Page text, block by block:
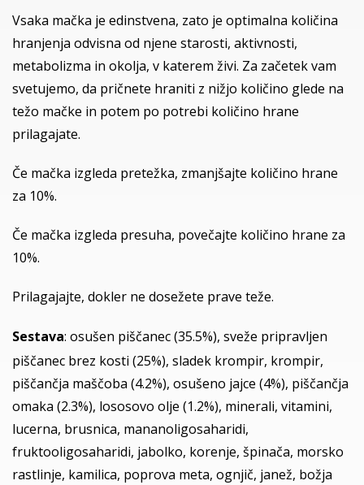
Vsaka mačka je edinstvena, zato je optimalna količina
hranjenja odvisna od njene starosti, aktivnosti,
metabolizma in okolja, v katerem živi. Za začetek vam
svetujemo, da pričnete hraniti z nižjo količino glede na
težo mačke in potem po potrebi količino hrane
prilagajate.
Če mačka izgleda pretežka, zmanjšajte količino hrane
za 10%.
Če mačka izgleda presuha, povečajte količino hrane za
10%.
Prilagajajte, dokler ne dosežete prave teže.
Sestava: osušen piščanec (35.5%), sveže pripravljen
piščanec brez kosti (25%), sladek krompir, krompir,
piščančja maščoba (4.2%), osušeno jajce (4%), piščančja
omaka (2.3%), lososovo olje (1.2%), minerali, vitamini,
lucerna, brusnica, mananoligosaharidi,
fruktooligosaharidi, jabolko, korenje, špinača, morsko
rastlinje, kamilica, poprova meta, ognjič, janež, božja